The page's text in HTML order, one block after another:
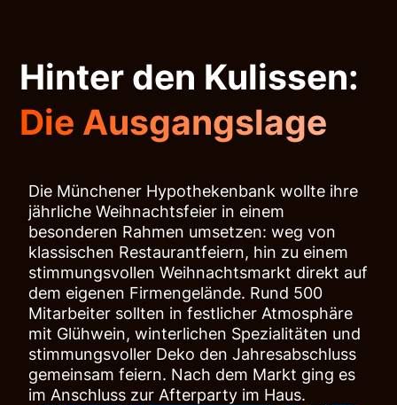
Hinter den Kulissen:
Die Ausgangslage
Die Münchener Hypothekenbank wollte ihre
jährliche Weihnachtsfeier in einem
besonderen Rahmen umsetzen: weg von
klassischen Restaurantfeiern, hin zu einem
stimmungsvollen Weihnachtsmarkt direkt auf
dem eigenen Firmengelände. Rund 500
Mitarbeiter sollten in festlicher Atmosphäre
mit Glühwein, winterlichen Spezialitäten und
stimmungsvoller Deko den Jahresabschluss
gemeinsam feiern. Nach dem Markt ging es
im Anschluss zur Afterparty im Haus.